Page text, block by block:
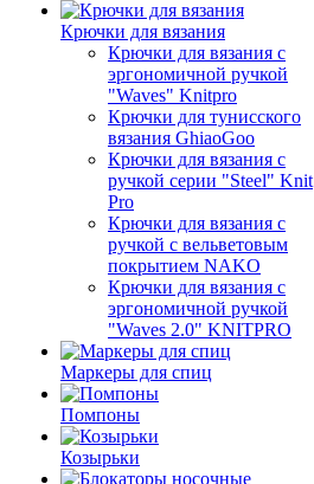
Крючки для вязания
Крючки для вязания с
эргономичной ручкой
"Waves" Knitpro
Крючки для тунисского
вязания GhiaoGoo
Крючки для вязания с
ручкой серии "Steel" Knit
Pro
Крючки для вязания с
ручкой с вельветовым
покрытием NAKO
Крючки для вязания с
эргономичной ручкой
"Waves 2.0" KNITPRO
Маркеры для спиц
Помпоны
Козырьки